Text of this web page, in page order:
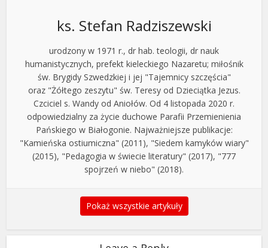
ks. Stefan Radziszewski
urodzony w 1971 r., dr hab. teologii, dr nauk
humanistycznych, prefekt kieleckiego Nazaretu; miłośnik
św. Brygidy Szwedzkiej i jej "Tajemnicy szczęścia"
oraz "Żółtego zeszytu" św. Teresy od Dzieciątka Jezus.
Czciciel s. Wandy od Aniołów. Od 4 listopada 2020 r.
odpowiedzialny za życie duchowe Parafii Przemienienia
Pańskiego w Białogonie. Najważniejsze publikacje:
"Kamieńska ostiumiczna" (2011), "Siedem kamyków wiary"
(2015), "Pedagogia w świecie literatury" (2017), "777
spojrzeń w niebo" (2018).
Pokaż wszystkie artykuły